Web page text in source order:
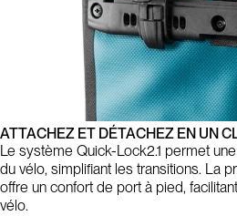
ATTACHEZ ET DÉTACHEZ EN UN
Le système Quick-Lock2.1 permet
du vélo, simplifiant les transitions. La
offre un confort de port à pied,
vélo.